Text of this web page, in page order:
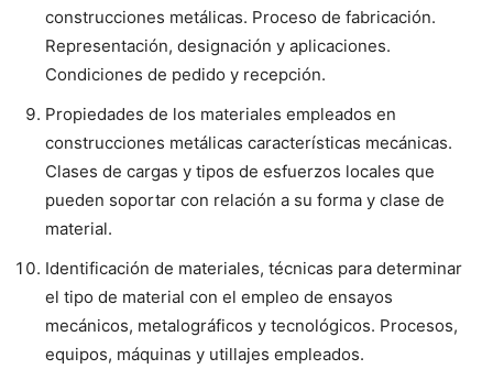
construcciones metálicas. Proceso de fabricación.
Representación, designación y aplicaciones.
Condiciones de pedido y recepción.
Propiedades de los materiales empleados en
construcciones metálicas características mecánicas.
Clases de cargas y tipos de esfuerzos locales que
pueden soportar con relación a su forma y clase de
material.
Identificación de materiales, técnicas para determinar
el tipo de material con el empleo de ensayos
mecánicos, metalográficos y tecnológicos. Procesos,
equipos, máquinas y utillajes empleados.